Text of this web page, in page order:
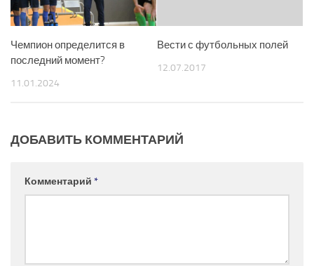
Чемпион определится в
последний момент?
11.01.2024
Вести с футбольных полей
12.07.2017
ДОБАВИТЬ КОММЕНТАРИЙ
Комментарий *